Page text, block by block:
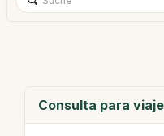
Consulta para viaje